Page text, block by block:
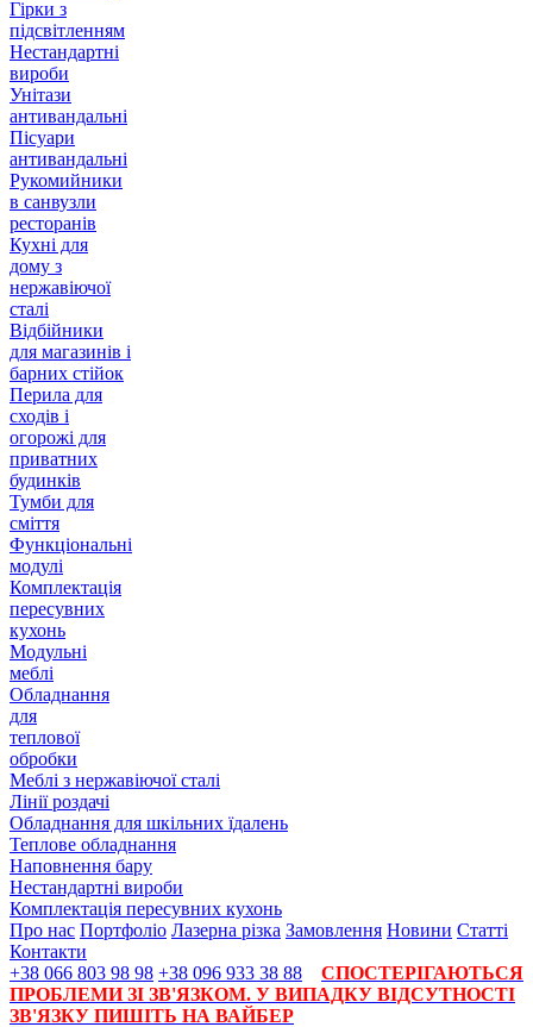
Гірки з
підсвітленням
Нестандартні
вироби
Унітази
антивандальні
Пісуари
антивандальні
Рукомийники
в санвузли
ресторанів
Кухні для
дому з
нержавіючої
сталі
Відбійники
для магазинів і
барних стійок
Перила для
сходів і
огорожі для
приватних
будинків
Тумби для
сміття
Функціональні
модулі
Комплектація
пересувних
кухонь
Модульні
меблі
Обладнання
для
теплової
обробки
Меблі з нержавіючої сталі
Лінії роздачі
Обладнання для шкільних їдалень
Теплове обладнання
Наповнення бару
Нестандартні вироби
Комплектація пересувних кухонь
Про нас Портфоліо Лазерна різка Замовлення Новини Статті
Контакти
+38 066 803 98 98 +38 096 933 38 88
СПОСТЕРІГАЮТЬСЯ
ПРОБЛЕМИ ЗІ ЗВ'ЯЗКОМ. У ВИПАДКУ ВІДСУТНОСТІ
ЗВ'ЯЗКУ ПИШІТЬ НА ВАЙБЕР